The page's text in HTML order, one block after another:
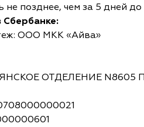
позднее, чем за 5 дней
Сбербанке:
ООО МКК «Айва»
ОТДЕЛЕНИЕ